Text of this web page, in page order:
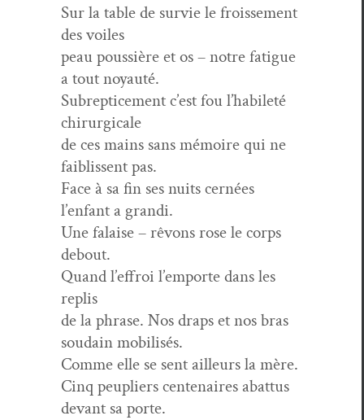
Sur la table de survie le froisse­ment
des voiles
peau pous­sière et os – notre fatigue
a tout noyauté.
Sub­rep­tice­ment c’est fou l’habileté
chirurgicale
de ces mains sans mémoire qui ne
faib­lis­sent pas.
Face à sa fin ses nuits cernées
l’enfant a grandi.
Une falaise – rêvons rose le corps
debout.
Quand l’effroi l’emporte dans les
replis
de la phrase. Nos draps et nos bras
soudain mobilisés.
Comme elle se sent ailleurs la mère.
Cinq peu­pli­ers cen­te­naires abat­tus
devant sa porte.